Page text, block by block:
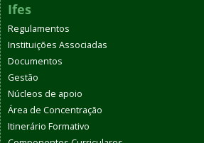
Ifes
Regulamentos
Instituições Associadas
Documentos
Gestão
Núcleos de apoio
Área de Concentração
Itinerário Formativo